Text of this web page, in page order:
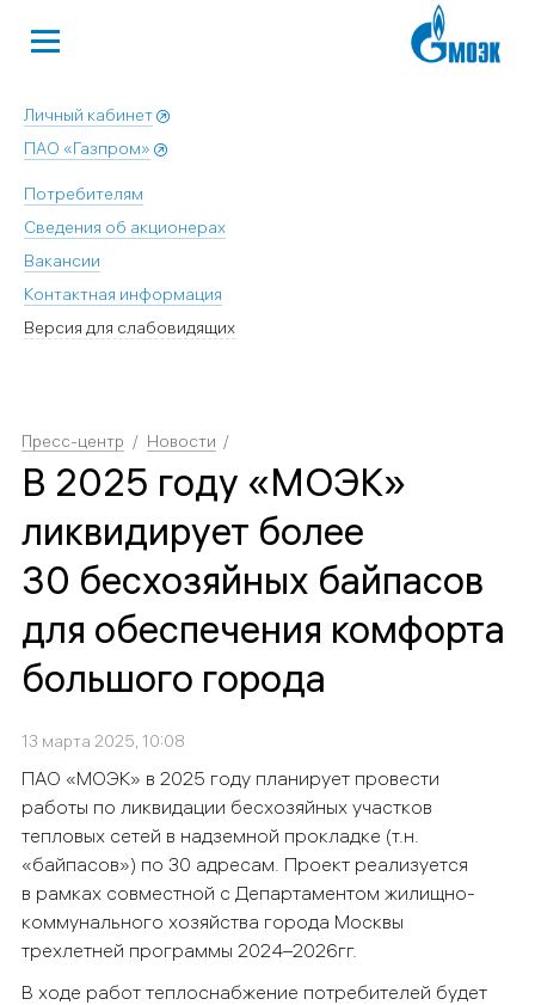
Личный кабинет
ПАО «Газпром»
Потребителям
Сведения об акционерах
Вакансии
Контактная информация
Версия для слабовидящих
Пресс-центр Новости
В 2025 году «МОЭК»
ликвидирует более
30 бесхозяйных байпасов
для обеспечения комфорта
большого города
13 марта 2025, 10:08
ПАО «МОЭК» в 2025 году планирует провести
работы по ликвидации бесхозяйных участков
тепловых сетей в надземной прокладке (т.н.
«байпасов») по 30 адресам. Проект реализуется
в рамках совместной с Департаментом жилищно-
коммунального хозяйства города Москвы
трехлетней программы 2024–2026гг.
В ходе работ теплоснабжение потребителей будет